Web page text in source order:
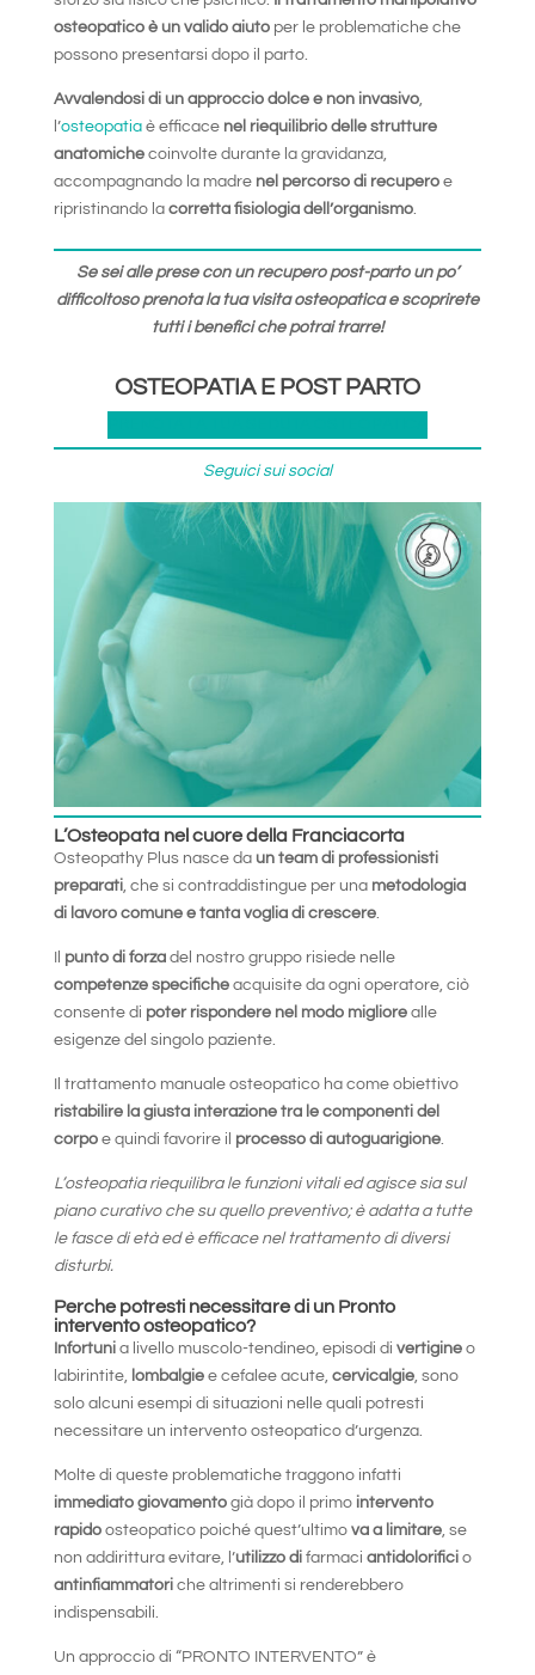
osteopatico è un valido aiutoper le problematiche che
possono presentarsi dopo il parto.
Avvalendosi di un approccio dolce e non invasivo,
l’osteopatia è efficace nel riequilibrio delle strutture
anatomichecoinvolte durante la gravidanza,
accompagnando la madre nel percorso di recuperoe
ripristinando la corretta fisiologia dell’organismo.
Se sei alle prese con un recupero post-parto un po’
difficoltoso prenota la tua visita osteopatica e scoprirete
tutti i benefici che potrai trarre!
OSTEOPATIA E POST PARTO
Seguici sui social
L’Osteopata nel cuore della Franciacorta
Osteopathy Plus nasce da un team di professionisti
preparati, che si contraddistingue per una metodologia
di lavoro comune e tanta voglia di crescere.
punto di forzadel nostro gruppo risiede nelle
competenze specificheacquisite da ogni operatore, ciò
consente di poter rispondere nel modo migliorealle
esigenze del singolo paziente.
Il trattamento manuale osteopatico ha come obiettivo
ristabilire la giusta interazione tra le componenti del
corpoe quindi favorire il processo di autoguarigione.
L’osteopatia riequilibra le funzioni vitali ed agisce sia sul
piano curativo che su quello preventivo; è adatta a tutte
le fasce di età ed è efficace nel trattamento di diversi
disturbi.
Perche potresti necessitare di un Pronto
intervento osteopatico?
Infortunia livello muscolo-tendineo, episodi di vertigineo
labirintite, lombalgiee cefalee acute, cervicalgie, sono
solo alcuni esempi di situazioni nelle quali potresti
necessitare un intervento osteopatico d’urgenza.
Molte di queste problematiche traggono infatti
immediato giovamentogià dopo il primo intervento
rapidoosteopatico poiché quest’ultimo va a limitare, se
non addirittura evitare, l’utilizzo difarmaci antidolorificio
antinfiammatoriche altrimenti si renderebbero
indispensabili.
Un approccio di “PRONTO INTERVENTO” è